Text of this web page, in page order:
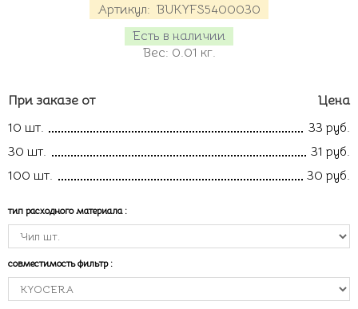
Артикул: BUKYFS5400030
Есть в наличии
Вес: 0.01 кг.
При заказе от
Цена
10 шт.
33 руб.
30 шт.
31 руб.
100 шт.
30 руб.
тип расходного материала :
совместимость фильтр :